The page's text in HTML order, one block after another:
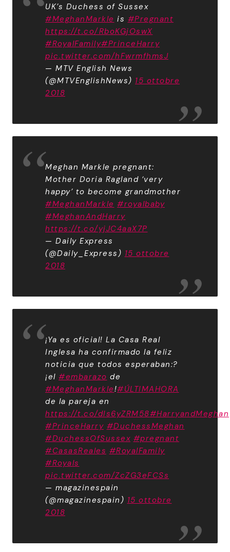
UK’s Duchess of Sussex
#MeghanMarkle is #Pregnant
https://t.co/RboKGjOswX
#RoyalFamily#PrinceHarry
pic.twitter.com/hFwrmfhmsJ
— MTV English News
(@MTVEnglishNews) 15 ottobre
2018
Meghan Markle pregnant:
Mother Doria Ragland ‘very
happy’ to become grandmother
#MeghanMarkle #royalbaby
#MeghanAndHarry
https://t.co/yjJC4aaX7P
— Daily Express
(@Daily_Express) 15 ottobre
2018
¡Ya es oficial! La Casa Real
Inglesa ha confirmado la feliz
noticia que todos esperaban:?
¡el #embarazo de
#MeghanMarkle!#ÚLTIMAHORA
de la pareja en
https://t.co/dIs6yZRM58#HarryandMeghan
#PrinceHarry #DuchessMeghan
#DuchessOfSussex #pregnant
#CasasReales #RoyalFamily
#Royals
pic.twitter.com/ZcZG3eFCSs
— magazinespain
(@magazinespain) 15 ottobre
2018